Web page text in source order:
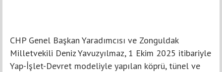
CHP Genel Başkan Yaradımcısı ve Zonguldak
Milletvekili Deniz Yavuzyılmaz, 1 Ekim 2025 itibariyle
Yap-İşlet-Devret modeliyle yapılan köprü, tünel ve